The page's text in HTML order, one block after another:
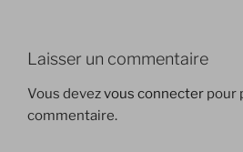
Laisser un commentaire
Vous devezvous connecter pour
commentaire.